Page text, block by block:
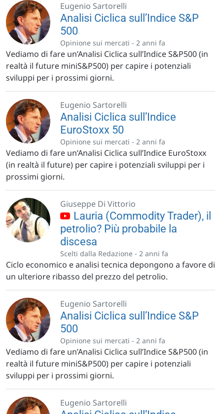
Eugenio Sartorelli
Analisi Ciclica sull’Indice S&P
500
Opinione sui mercati - 2 anni fa
Vediamo di fare un’Analisi Ciclica sull’Indice S&P500 (in
realtà il future miniS&P500) per capire i potenziali
sviluppi per i prossimi giorni.
Eugenio Sartorelli
Analisi Ciclica sull’Indice
EuroStoxx 50
Opinione sui mercati - 2 anni fa
Vediamo di fare un’Analisi Ciclica sull’Indice EuroStoxx
(in realtà il future) per capire i potenziali sviluppi per i
prossimi giorni.
Giuseppe Di Vittorio
Lauria (Commodity Trader), il
petrolio? Più probabile la
discesa
Scelti dalla Redazione - 2 anni fa
Ciclo economico e analisi tecnica depongono a favore di
un ulteriore ribasso del prezzo del petrolio.
Eugenio Sartorelli
Analisi Ciclica sull’Indice S&P
500
Opinione sui mercati - 2 anni fa
Vediamo di fare un’Analisi Ciclica sull’Indice S&P500 (in
realtà il future miniS&P500) per capire i potenziali
sviluppi per i prossimi giorni.
Eugenio Sartorelli